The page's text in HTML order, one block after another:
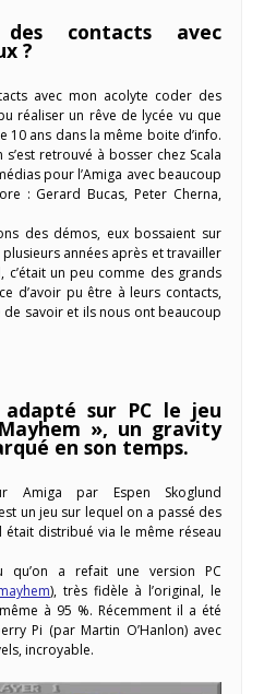
contacts avec
?
avec mon acolyte coder des
réaliser un rêve de lycée vu que
10 ans dans la même boite d’info.
s’est retrouvé à bosser chez Scala
pour l’Amiga avec beaucoup
: Gerard Bucas, Peter Cherna,
des démos, eux bossaient sur
plusieurs années après et travailler
c’était un peu comme des grands
d’avoir pu être à leurs contacts,
savoir et ils nous ont beaucoup
sur PC le jeu
», un gravity
en son temps.
par Espen Skoglund
un jeu sur lequel on a passé des
était distribué via le même réseau
qu’on a refait une version PC
), très fidèle à l’original, le
à 95 %. Récemment il a été
Pi (par Martin O’Hanlon) avec
incroyable.